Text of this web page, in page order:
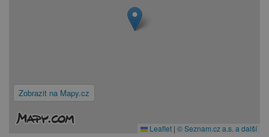
Zobrazit na Mapy.cz
Leaflet | © Seznam.cz a.s. a další